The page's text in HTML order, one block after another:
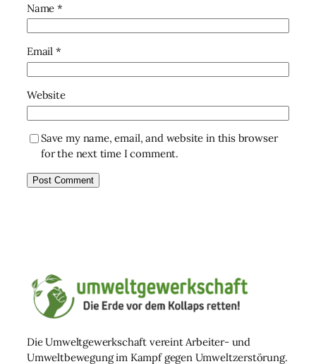
Name*
Email *
Website
Save my name, email, and website in this browser
for the next time I comment.
Die Umweltgewerkschaft vereint Arbeiter- und
Umweltbewegung im Kampf gegen Umweltzerstörung.